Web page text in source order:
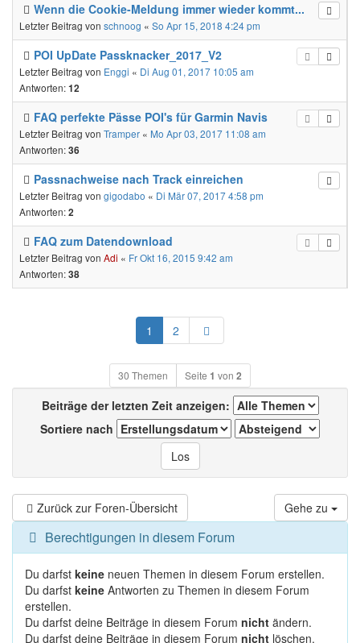
Wenn die Cookie-Meldung immer wieder kommt...
Letzter Beitrag von schnoog « So Apr 15, 2018 4:24 pm
POI UpDate Passknacker_2017_V2
Letzter Beitrag von Enggi « Di Aug 01, 2017 10:05 am
Antworten:12
FAQ perfekte Pässe POI's für Garmin Navis
Letzter Beitrag von Tramper « Mo Apr 03, 2017 11:08 am
Antworten:36
Passnachweise nach Track einreichen
Letzter Beitrag von gigodabo « Di Mär 07, 2017 4:58 pm
Antworten:2
FAQ zum Datendownload
Letzter Beitrag von Adi « Fr Okt 16, 2015 9:42 am
Antworten:38
1 2 Nächste
30 Themen Seite 1 von 2
Beiträge der letzten Zeit anzeigen:
Sortiere nach
Zurück zur Foren-Übersicht Gehe zu
Berechtigungen in diesem Forum
Du darfst keine neuen Themen in diesem Forum erstellen.
Du darfst keine Antworten zu Themen in diesem Forum
erstellen.
Du darfst deine Beiträge in diesem Forum nicht ändern.
Du darfst deine Beiträge in diesem Forum nicht löschen.